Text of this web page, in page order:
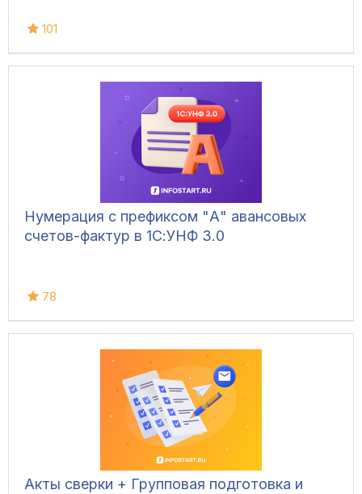
101
Нумерация с префиксом "А" авансовых
счетов-фактур в 1С:УНФ 3.0
78
Акты сверки + Групповая подготовка и